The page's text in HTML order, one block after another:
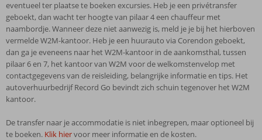
eventueel ter plaatse te boeken excursies. Heb je een privétransfer
geboekt, dan wacht ter hoogte van pilaar 4 een chauffeur met
naambordje. Wanneer deze niet aanwezig is, meld je je bij het hierboven
vermelde W2M-kantoor. Heb je een huurauto via Corendon geboekt,
dan ga je eveneens naar het W2M-kantoor in de aankomsthal, tussen
pilaar 6 en 7, het kantoor van W2M voor de welkomstenvelop met
contactgegevens van de reisleiding, belangrijke informatie en tips. Het
autoverhuurbedrijf Record Go bevindt zich schuin tegenover het W2M
kantoor.
De transfer naar je accommodatie is niet inbegrepen, maar optioneel bij
te boeken. Klik hiervoor meer informatie en de kosten.